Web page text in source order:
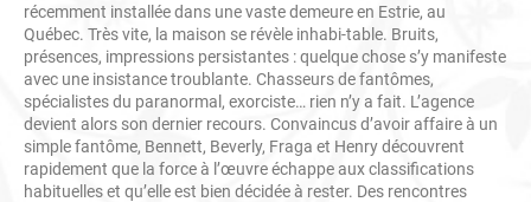
récemment installée dans une vaste demeure en Estrie, au
Québec. Très vite, la maison se révèle inhabi-table. Bruits,
présences, impressions persistantes : quelque chose s’y manifeste
avec une insistance troublante. Chasseurs de fantômes,
spécialistes du paranormal, exorciste… rien n’y a fait. L’agence
devient alors son dernier recours. Convaincus d’avoir affaire à un
simple fantôme, Bennett, Beverly, Fraga et Henry découvrent
rapidement que la force à l’œuvre échappe aux classifications
habituelles et qu’elle est bien décidée à rester. Des rencontres